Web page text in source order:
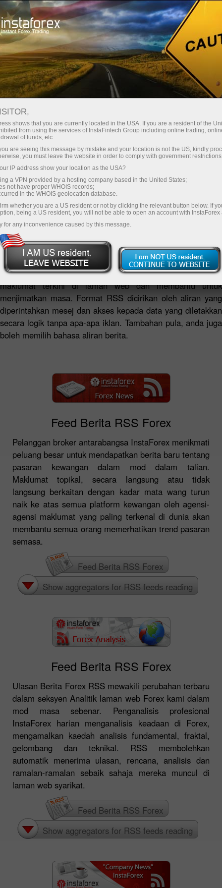
RSS InstaForex
BULETIN BERITA RSS FOREX
OLEH INSTAFOREX
Buka akaun perdagangan
Buka akaun demo
Berita RSS feeds oleh Syarikat Instaforex mewakili
ringkasan ulasan analitikal dan berita forex segar dan juga
berita Syarikat dalam format yang mudah.
Berita RSS InstaForex menyediakan akses kepada
maklumat terkini di laman web dan membantu untuk
menjimatkan masa. Format RSS dicirikan oleh aliran yang
diperintahkan mesej dan akses kepada data yang diletakkan
secara logik tanpa apa-apa iklan. Tambahan pula, anda juga
boleh memilih bahasa aliran berita.
Feed Berita RSS Forex
Pelanggan broker antarabangsa InstaForex menikmati
peluang besar untuk mendapatkan berita baru tentang
pasaran kewangan dalam mod dalam talian.
Maklumat topikal, secara langsung atau tidak
langsung berkaitan dengan kadar mata wang turun
naik ke atas semua platform kewangan oleh agensi-
agensi maklumat yang paling terkenal di dunia akan
membantu semua orang memerhatikan trend pasaran
semasa.
Feed Berita RSS Forex
Show aggregators for RSS feeds reading
Feed Berita RSS Forex
Ulasan Berita Forex RSS mewakili perubahan terbaru
dalam seksyen Analitik laman web Forex kami dalam
mod masa sebenar. Penganalisis profesional
InstaForex harian menganalisis keadaan di Forex,
mengamalkan kaedah analisis fundamental, fraktal,
gelombang dan teknikal. RSS membolehkan
automatik menerima ulasan, rencana, analisis dan
ramalan-ramalan sebaik sahaja mereka muncul di
laman web syarikat.
Feed Berita RSS Forex
Show aggregators for RSS feeds reading
shows that you are currently located in the USA. If you are a resident of the
from using the services of InstaFintech Group including online trading,
of funds, etc.
are seeing this message by mistake and your location is not the US, kindly
you must leave the website in order to comply with government
IP address show your location as the USA?
a VPN provided by a hosting company based in the United States;
not have proper WHOIS records;
in the WHOIS geolocation database.
whether you are a US resident or not by clicking the relevant button below. If
being a US resident, you will not be able to open an account with InstaForex
for any inconvenience caused by this message.